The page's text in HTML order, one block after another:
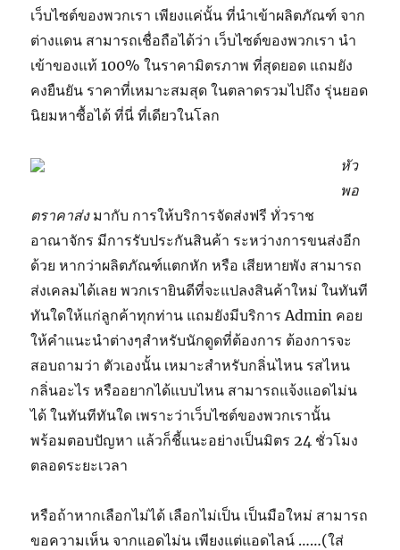
เว็บไซต์ของพวกเรา เพียงแค่นั้น ที่นำเข้าผลิตภัณฑ์ จาก
ต่างแดน สามารถเชื่อถือได้ว่า เว็บไซต์ของพวกเรา นำ
เข้าของแท้ 100% ในราคามิตรภาพ ที่สุดยอด แถมยัง
คงยืนยัน ราคาที่เหมาะสมสุด ในตลาดรวมไปถึง รุ่นยอด
นิยมหาซื้อได้ ที่นี่ ที่เดียวในโลก
หัว
พอ
ตราคาส่งมากับ การให้บริการจัดส่งฟรี ทั่วราช
อาณาจักร มีการรับประกันสินค้า ระหว่างการขนส่งอีก
ด้วย หากว่าผลิตภัณฑ์แตกหัก หรือ เสียหายพัง สามารถ
ส่งเคลมได้เลย พวกเรายินดีที่จะแปลงสินค้าใหม่ ในทันที
ทันใดให้แก่ลูกค้าทุกท่าน แถมยังมีบริการ Admin คอย
ให้คำแนะนำต่างๆสำหรับนักดูดที่ต้องการ ต้องการจะ
สอบถามว่า ตัวเองนั้น เหมาะสำหรับกลิ่นไหน รสไหน
กลิ่นอะไร หรืออยากได้แบบไหน สามารถแจ้งแอดไม่น
ได้ ในทันทีทันใด เพราะว่าเว็บไซต์ของพวกเรานั้น
พร้อมตอบปัญหา แล้วก็ชี้แนะอย่างเป็นมิตร 24 ชั่วโมง
ตลอดระยะเวลา
หรือถ้าหากเลือกไม่ได้ เลือกไม่เป็น เป็นมือใหม่ สามารถ
ขอความเห็น จากแอดไม่น เพียงแต่แอดไลน์ ……(ใส่